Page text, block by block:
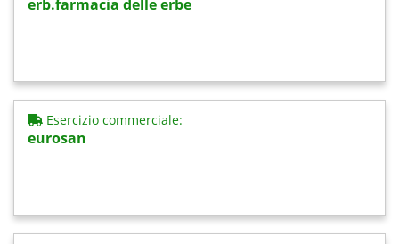
erb.farmacia delle erbe
Esercizio commerciale:
eurosan